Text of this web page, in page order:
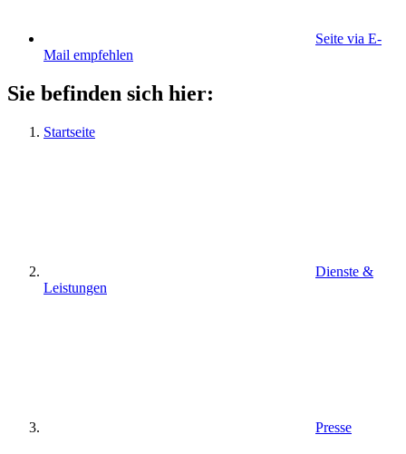
Seite via E-
Mail empfehlen
Sie befinden sich hier:
Startseite
Dienste &
Leistungen
Presse